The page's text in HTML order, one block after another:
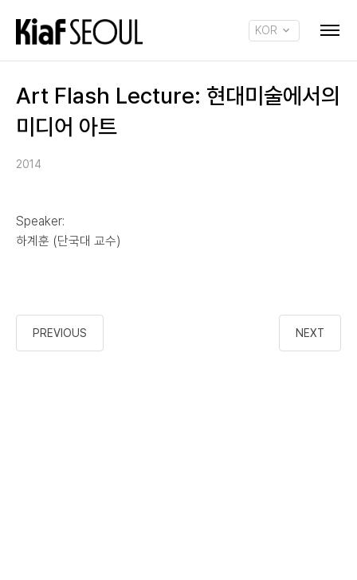
KOR
Art Flash Lecture: 현대미술에서의
미디어 아트
2014
Speaker:
하계훈 (단국대 교수)
PREVIOUS NEXT